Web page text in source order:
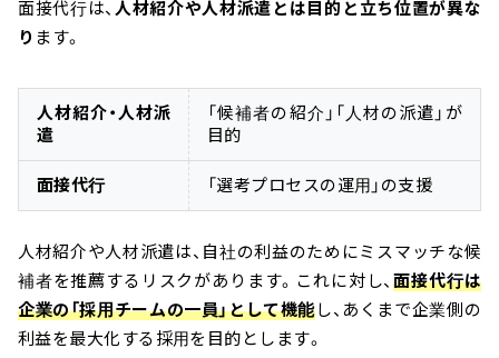
面接代行は、人材紹介や人材派遣とは目的と立ち位置が異な
り ます。
人材紹介・人材派
遣
「候補者の紹介」「人材の派遣」が
目的
面接代行 「選考プロセスの運用」の支援
人材紹介や人材派遣は、自社の利益のためにミスマッチな候
補者を推薦するリスクがあります。これに対し、面接代行は
企業の「採用チームの一員」として機能し、あくまで企業側の
利益を最大化する採用を目的とします。